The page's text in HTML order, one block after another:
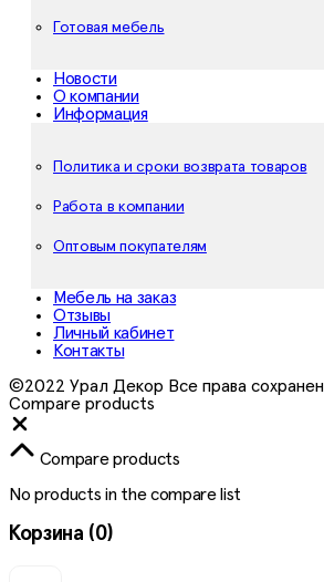
Готовая мебель
Новости
О компании
Информация
Политика и сроки возврата товаров
Работа в компании
Оптовым покупателям
Мебель на заказ
Отзывы
Личный кабинет
Контакты
©2022 Урал Декор Все права
Compare products
Compare products
No products in the compare list
Корзина (0)